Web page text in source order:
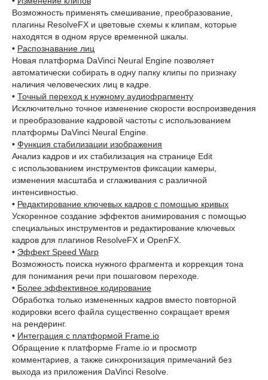
Возможность применять смешивание, преобразование,
плагины ResolveFX и цветовые схемы к клипам, которые
находятся в одном ярусе временной шкалы.
• Распознавание лиц
Новая платформа DaVinci Neural Engine позволяет
автоматически собирать в одну папку клипы по признаку
наличия человеческих лиц в кадре.
• Точный переход к нужному аудиофрагменту
Исключительно точное изменение скорости воспроизведения
и преобразование кадровой частоты с использованием
платформы DaVinci Neural Engine.
• Функция стабилизации изображения
Анализ кадров и их стабилизация на странице Edit
с использованием инструментов фиксации камеры,
изменения масштаба и сглаживания с различной
интенсивностью.
• Редактирование ключевых кадров с помощью кривых
Ускоренное создание эффектов анимирования с помощью
специальных инструментов и редактирование ключевых
кадров для плагинов ResolveFX и OpenFX.
• Эффект Speed Warp
Возможность поиска нужного фрагмента и коррекция тона
для понимания речи при пошаговом переходе.
• Более эффективное кодирование
Обработка только измененных кадров вместо повторной
кодировки всего файла существенно сокращает время
на рендеринг.
• Интеграция с платформой Frame.io
Обращение к платформе Frame.io и просмотр
комментариев, а также синхронизация примечаний без
выхода из приложения DaVinci Resolve.